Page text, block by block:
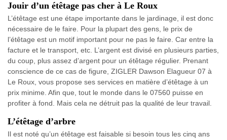
Jouir d’un étêtage pas cher à Le Roux
L’étêtage est une étape importante dans le jardinage, il est donc
nécessaire de le faire. Pour la plupart des gens, le prix de
l’étêtage est un motif important pour ne pas le faire. Car entre la
facture et le transport, etc. L’argent est divisé en plusieurs parties,
du coup, plus assez d’argent pour un étêtage régulier. Prenant
conscience de ce cas de figure, ZIGLER Dawson Elagueur 07 à
Le Roux, vous propose ses services en matière d’étêtage à un
prix minime. Afin que, tout le monde dans le 07560 puisse en
profiter à fond. Mais cela ne détruit pas la qualité de leur travail.
L’étêtage d’arbre
Il est noté qu’un étêtage est faisable si besoin tous les cinq ans